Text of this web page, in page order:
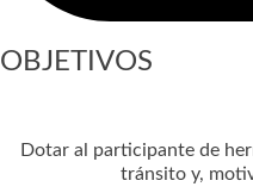
OBJETIVOS
Dotar al participante de
tránsito y,